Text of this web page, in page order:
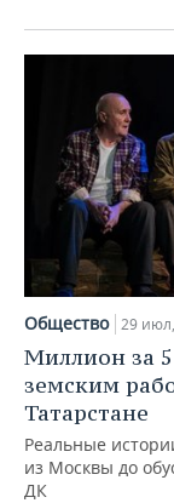
Общество 29
Миллион за 5
земским
Татарстане
Реальные
из Москвы до
ДК